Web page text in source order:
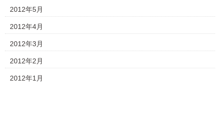
2012年5月
2012年4月
2012年3月
2012年2月
2012年1月